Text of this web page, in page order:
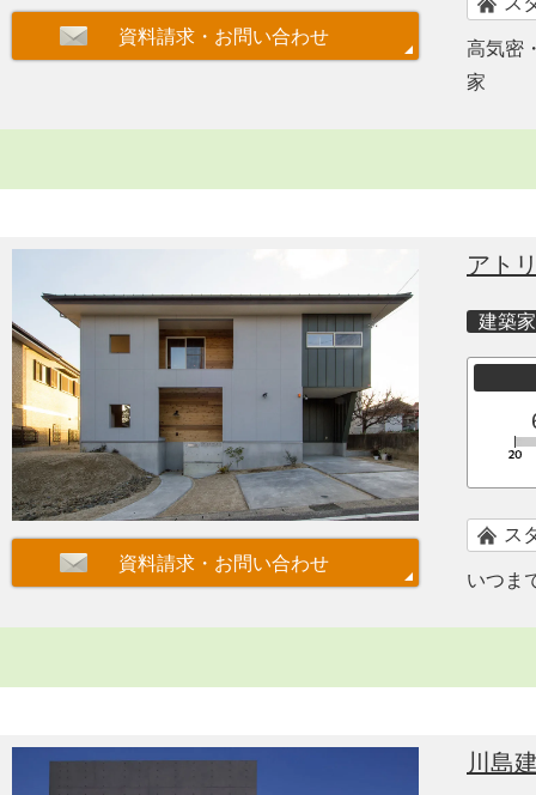
高気密
家
アト
建築家
ス
いつま
川島